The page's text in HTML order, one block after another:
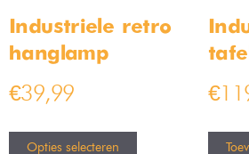
Moderne design hanglamp
24cm
€79,99 €49,99